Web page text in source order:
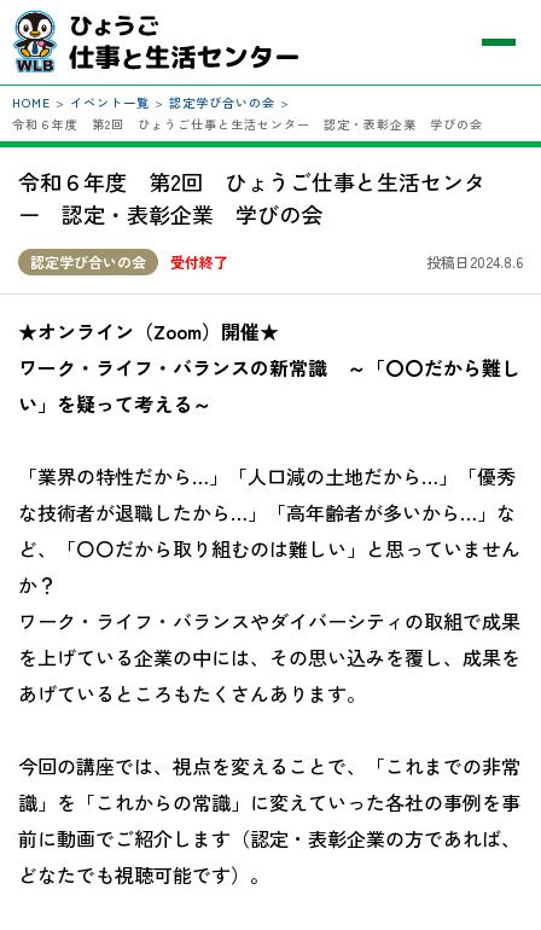
HOME > イベント一覧 > 認定学び合いの会 >
令和６年度 第2回 ひょうご仕事と生活センター 認定・表彰企業 学びの会
令和６年度 第2回 ひょうご仕事と生活センタ
ー 認定・表彰企業 学びの会
認定学び合いの会 受付終了 投稿日2024.8.6
★オンライン（Zoom）開催★
ワーク・ライフ・バランスの新常識 ～「〇〇だから難し
い」を疑って考える～
「業界の特性だから…」「人口減の土地だから…」「優秀
な技術者が退職したから…」「高年齢者が多いから…」な
ど、「〇〇だから取り組むのは難しい」と思っていません
か？
ワーク・ライフ・バランスやダイバーシティの取組で成果
を上げている企業の中には、その思い込みを覆し、成果を
あげているところもたくさんあります。
今回の講座では、視点を変えることで、「これまでの非常
識」を「これからの常識」に変えていった各社の事例を事
前に動画でご紹介します（認定・表彰企業の方であれば、
どなたでも視聴可能です）。